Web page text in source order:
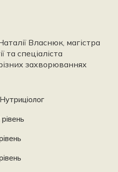
Власнюк, магістра
та спеціаліста
захворюваннях